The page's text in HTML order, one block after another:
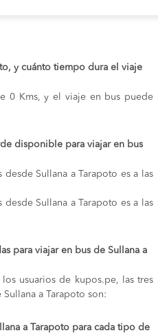
y cuánto tiempo dura el viaje
0 Kms, y el viaje en bus puede
disponible para viajar en bus
Sullana a Tarapoto es a las
Sullana a Tarapoto es a las
para viajar en bus de Sullana a
usuarios de kupos.pe, las tres
a Tarapoto son:
a Tarapoto para cada tipo de